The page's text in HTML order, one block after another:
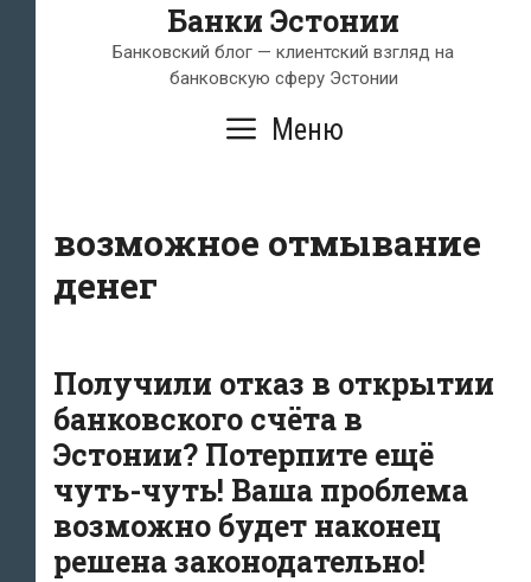
Банки Эстонии
Банковский блог — клиентский взгляд на
банковскую сферу Эстонии
Меню
возможное отмывание
денег
Получили отказ в открытии
банковского счёта в
Эстонии? Потерпите ещё
чуть-чуть! Ваша проблема
возможно будет наконец
решена законодательно!